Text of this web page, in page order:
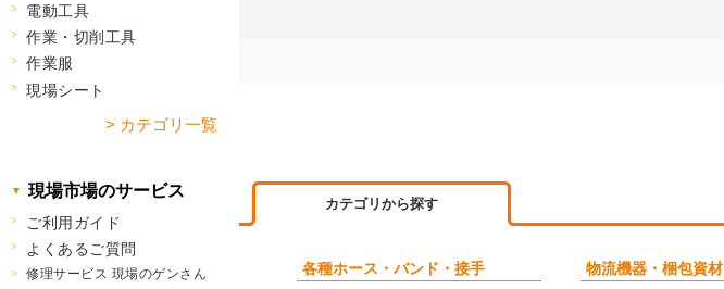
カテゴリから探す
各種ホース・バンド・接手 物流機器・梱包資材
電動工具
作業・切削工具
作業服
現場シート
> カテゴリ一覧
現場市場のサービス
ご利用ガイド
よくあるご質問
修理サービス 現場のゲンさん